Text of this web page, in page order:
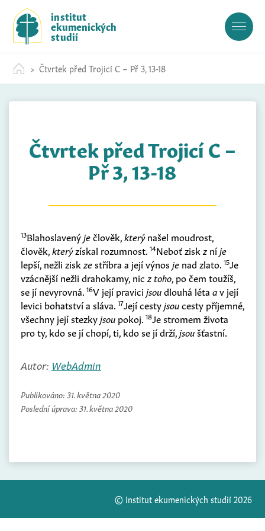
c
institut
ekumenických
studií
Čtvrtek před Trojicí C – Př 3, 13-18
Čtvrtek před Trojicí C –
Př 3, 13-18
13Blahoslavenýječlověk,kterýnašel moudrost,
člověk,kterýzískal rozumnost. 14Neboť zisk z níje
lepší, nežli zisk zestříbra a její výnosje nad zlato. 15Je
vzácnější nežli drahokamy, nic z toho, po čem toužíš,
se jí nevyrovná. 16V její pravici jsoudlouhá léta av její
levici bohatství a sláva. 17Její cestyjsoucesty příjemné,
všechny její stezkyjsou pokoj. 18Je stromem života
pro ty, kdo se jí chopí, ti, kdo se jí drží,jsoušťastní.
Autor: WebAdmin
Publikováno: 31. května 2020
Poslední úprava: 31. května 2020
© Institut ekumenických studií 2026